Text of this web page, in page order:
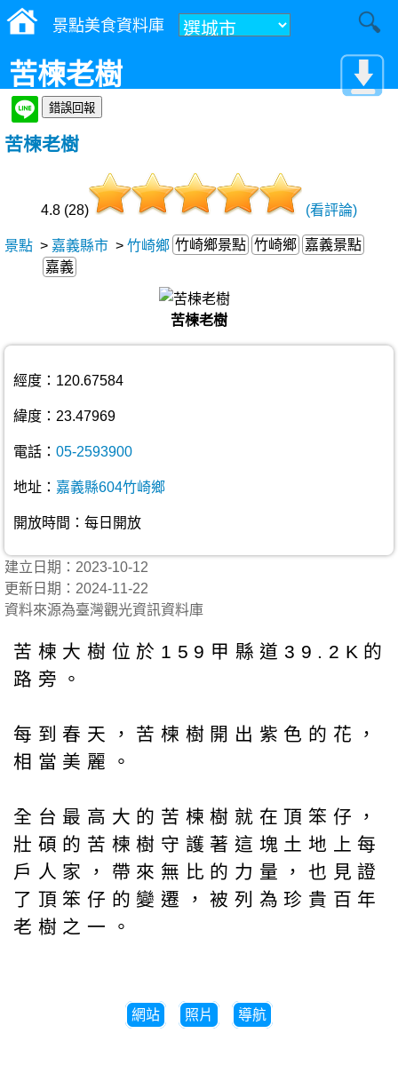
景點美食資料庫
苦楝老樹
苦楝老樹
4.8 (28) (看評論)
景點 > 嘉義縣市 > 竹崎鄉 竹崎鄉景點 竹崎鄉 嘉義景點
嘉義
苦楝老樹
經度：120.67584
緯度：23.47969
電話： 05-2593900
地址： 嘉義縣604竹崎鄉
開放時間：每日開放
建立日期：2023-10-12
更新日期：2024-11-22
資料來源為臺灣觀光資訊資料庫
苦楝大樹位於159甲縣道39.2K的
路旁。
每到春天，苦楝樹開出紫色的花，
相當美麗。
全台最高大的苦楝樹就在頂笨仔，
壯碩的苦楝樹守護著這塊土地上每
戶人家，帶來無比的力量，也見證
了頂笨仔的變遷，被列為珍貴百年
老樹之一。
網站 照片 導航